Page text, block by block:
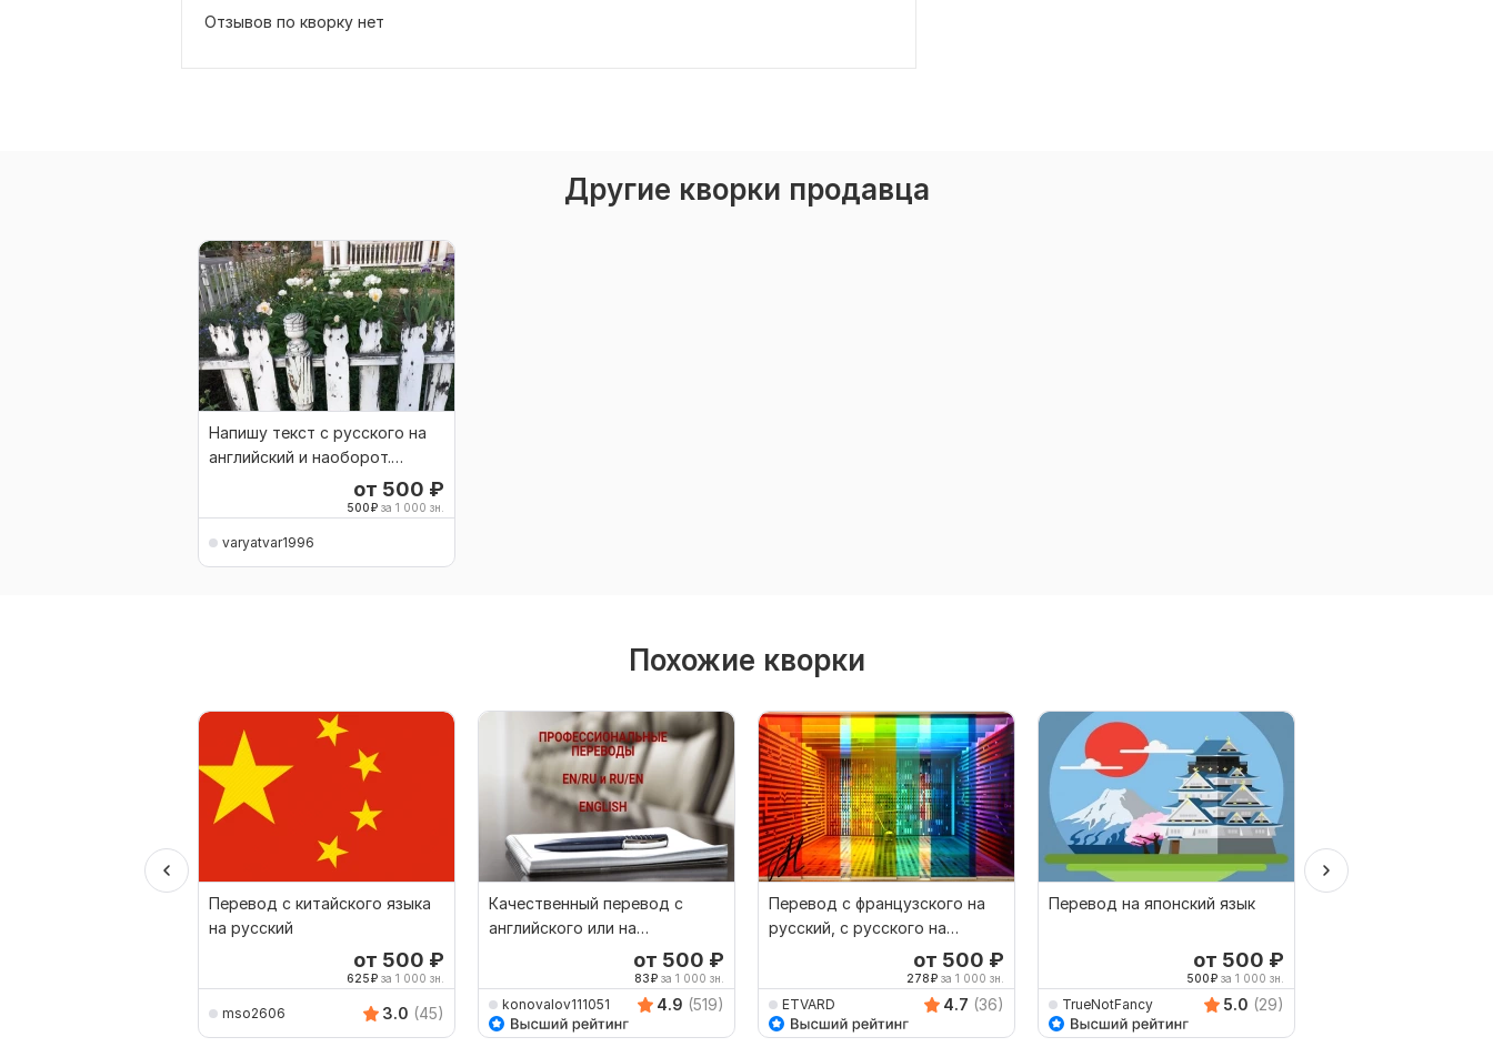
Отзывов по кворку нет
Другие кворки продавца
Напишу текст с русского на
английский и наоборот.
имеется большой опытот 500 ₽
500₽ за 1 000 зн.
varyatvar1996
Похожие кворки
Перевод с китайского языка
на русский
от 500 ₽
625₽ за 1 000 зн.
mso2606 3.0 (45)
Качественный перевод c
английского или на
от 500 ₽
83₽ за 1 000 зн.
konovalov111051 4.9 (519)
Перевод с французского на
русский, с русского на
от 500 ₽
278₽ за 1 000 зн.
ETVARD 4.7 (36)
Перевод на японский язык
от 500 ₽
500₽ за 1 000 зн.
TrueNotFancy 5.0 (29)